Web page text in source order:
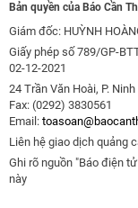
Bản quyền của Báo Cần
Giám đốc: HUỲNH
Giấy phép số 789/GP-
02-12-2021
24 Trần Văn Hoài, P.
Fax: (0292) 3830561
Email:
Liên hệ giao dịch quảng
Ghi rõ nguồn "Báo điện
này